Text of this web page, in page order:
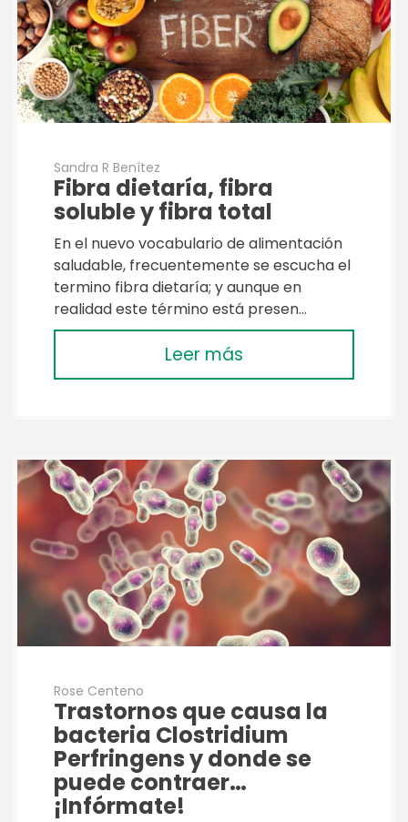
Sandra R Benítez
Fibra dietaría, fibra
soluble y fibra total
En el nuevo vocabulario de alimentación
saludable, frecuentemente se escucha el
termino fibra dietaría; y aunque en
realidad este término está presen…
Leer más
Rose Centeno
Trastornos que causa la
bacteria Clostridium
Perfringens y donde se
puede contraer…
¡Infórmate!